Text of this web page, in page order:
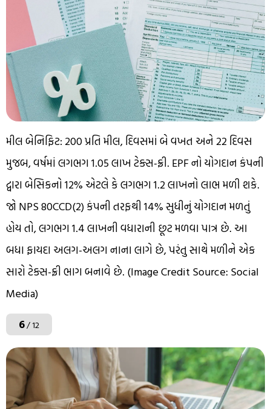
મીલ બેનિફિટ: ₹200 પ્રતિ મીલ, દિવસમાં બે વખત અને 22 દિવસ
મુજબ, વર્ષમાં લગભગ ₹1.05 લાખ ટેક્સ-ફ્રી. EPF નો યોગદાન કંપની
દ્વારા બેસિકનો 12% એટલે કે લગભગ ₹1.2 લાખનો લાભ મળી શકે.
જો NPS 80CCD(2) કંપની તરફથી 14% સુધીનું યોગદાન મળતું
હોય તો, લગભગ ₹1.4 લાખની વધારાની છૂટ મળવા પાત્ર છે. આ
બધા ફાયદા અલગ-અલગ નાના લાગે છે, પરંતુ સાથે મળીને એક
સારો ટેક્સ-ફ્રી ભાગ બનાવે છે. (Image Credit Source: Social
Media)
6/ 12